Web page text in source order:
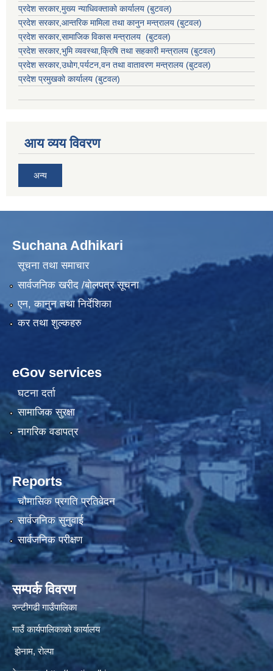
प्रदेश सरकार,मुख्य न्याधिवक्ताकाे कार्यालय (बुटवल)
प्रदेश सरकार,आन्तरिक मामिला तथा कानुन मन्त्रालय (बुटवल)
प्रदेश सरकार,सामाजिक विकास मन्त्रालय (बुटवल)
प्रदेश सरकार,भुमि व्यवस्था,क्रिषि तथा सहकारी मन्त्रालय (बुटवल)
प्रदेश सरकार,उधाेग,पर्यटन,वन तथा वातावरण मन्त्रालय (बुटवल)
प्रदेश प्रमुखकाे कार्यालय (बुटवल)
आय व्यय विवरण
अन्य
Suchana Adhikari
सूचना तथा समाचार
सार्वजनिक खरीद /बोलपत्र सूचना
एन, कानुन तथा निर्देशिका
कर तथा शुल्कहरु
eGov services
घटना दर्ता
सामाजिक सुरक्षा
नागरिक वडापत्र
Reports
चौमासिक प्रगति प्रतिवेदन
सार्वजनिक सुनुवाई
सार्वजनिक परीक्षण
सम्पर्क विवरण
रुन्टीगढी गाउँपालिका
गाउँ कार्यपालिकाको कार्यालय
झेनाम, रोल्पा